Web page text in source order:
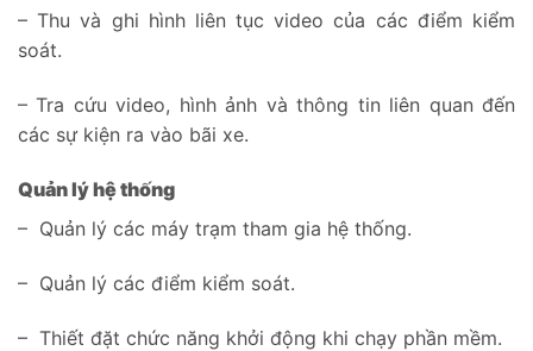
– Thu và ghi hình liên tục video của các điểm kiểm
soát.
– Tra cứu video, hình ảnh và thông tin liên quan đến
các sự kiện ra vào bãi xe.
Quản lý hệ thống
– Quản lý các máy trạm tham gia hệ thống.
– Quản lý các điểm kiểm soát.
– Thiết đặt chức năng khởi động khi chạy phần mềm.